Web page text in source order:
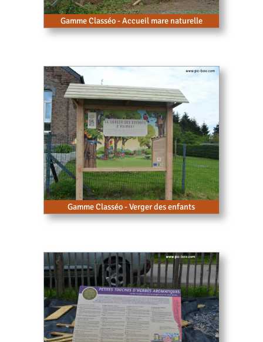
Gamme Classéo - Accueil mare naturelle
Gamme Classéo - Verger des enfants